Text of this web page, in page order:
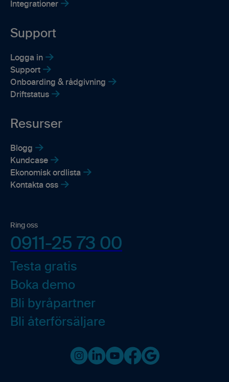
Integrationer
Support
Logga in
Support
Onboarding & rådgivning
Driftstatus
Resurser
Blogg
Kundcase
Ekonomisk ordlista
Kontakta oss
Ring oss
0911-25 73 00
Testa gratis
Boka demo
Bli byråpartner
Bli återförsäljare
Instagram
LinkedInYoutubeFacebookGoogle business